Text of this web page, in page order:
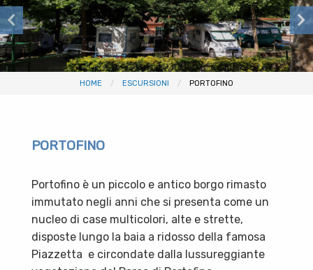
HOME ESCURSIONI PORTOFINO
PORTOFINO
Portofino è un piccolo e antico borgo rimasto
immutato negli anni che si presenta come un
nucleo di case multicolori, alte e strette,
disposte lungo la baia a ridosso della famosa
Piazzetta e circondate dalla lussureggiante